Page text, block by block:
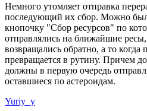
Немного утомляет отправка
последующий их сбор. Можно
кнопочку "Сбор ресурсов" по
отправлялись на ближайшие
возвращались обратно, а то когда
превращается в рутину. Причем
должны в первую очередь
оставшиеся по астероидам.
Yuriy_y